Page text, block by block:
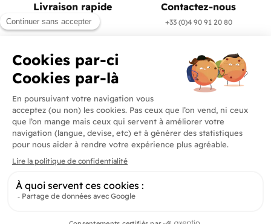
Livraison rapide
en 24/72h
Contactez-nous
+33 (0)4 90 91 20 80